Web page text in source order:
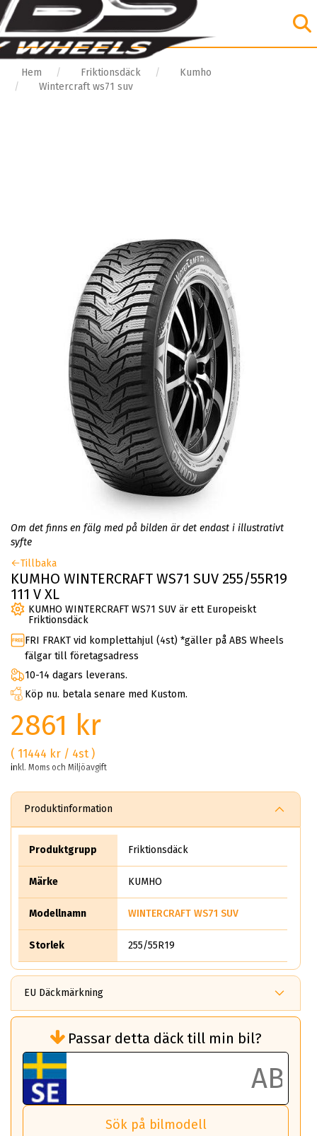
Hem Friktionsdäck
Kumho
Wintercraft ws71 suv
Om det finns en fälg med på bilden är det endast i illustrativt
syfte
Tillbaka
KUMHO WINTERCRAFT WS71 SUV 255/55R19
111 V XL
KUMHO WINTERCRAFT WS71 SUV är ett Europeiskt
Friktionsdäck
FRI FRAKT vid komplettahjul (4st) *gäller på ABS Wheels
fälgar till företagsadress
10-14 dagars leverans.
Köp nu. betala senare med Kustom.
2861 kr
( 11444 kr / 4st )
inkl. Moms och Miljöavgift
Produktinformation
Produktgrupp Friktionsdäck
Märke KUMHO
Modellnamn WINTERCRAFT WS71 SUV
Storlek 255/55R19
EU Däckmärkning
bränsleförbrukningen)
Det ska vara en betygsskala från klass A
till G för rullmotstånd.
Ett klass A däck kommer ha 6,5% bättre
bränsleförbrukning än ett klass G däck.
Det betyder att om man kör 10,000 km,
Passar detta däck till min bil?
Sök på bilmodell